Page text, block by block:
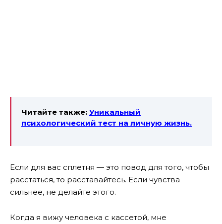
Читайте также: Уникальный
психологический тест на личную жизнь.
Если для вас сплетня — это повод для того, чтобы
расстаться, то расставайтесь. Если чувства
сильнее, не делайте этого.
Когда я вижу человека с кассетой, мне